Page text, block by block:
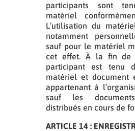
participants sont
matériel
L’utilisation du
notamment
sauf pour le matériel
cet effet. À la fin de
participant est tenu
matériel et document
appartenant à
sauf les documents
distribués en cours de
ARTICLE 14 :